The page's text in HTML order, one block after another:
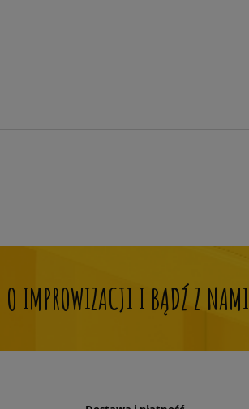
O IMPROWIZACJI I BĄDŹ Z